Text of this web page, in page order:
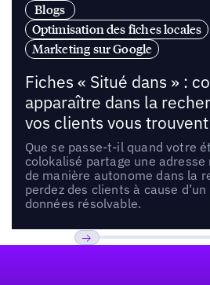
Blogs
Optimisation des fiches locales
Marketing sur Google
Fiches « Situé dans » :
apparaître dans la
vos clients vous
Que se passe-t-il quand votre
colokalisé partage une adresse
de manière autonome dans la
perdez des clients à cause
données résolvable.